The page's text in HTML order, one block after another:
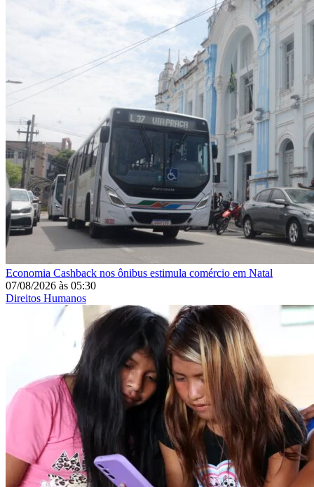
Economia Cashback nos ônibus estimula comércio em Natal
07/08/2026 às 05:30
Direitos Humanos